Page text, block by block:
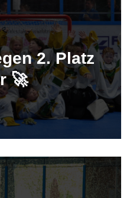
2. Platz
🚀